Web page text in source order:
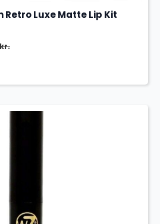
Retro Luxe Matte Lip Kit